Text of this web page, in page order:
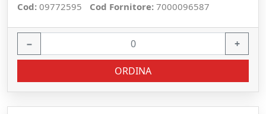
Cod: 09772595 Cod Fornitore: 7000096587
− +
ORDINA